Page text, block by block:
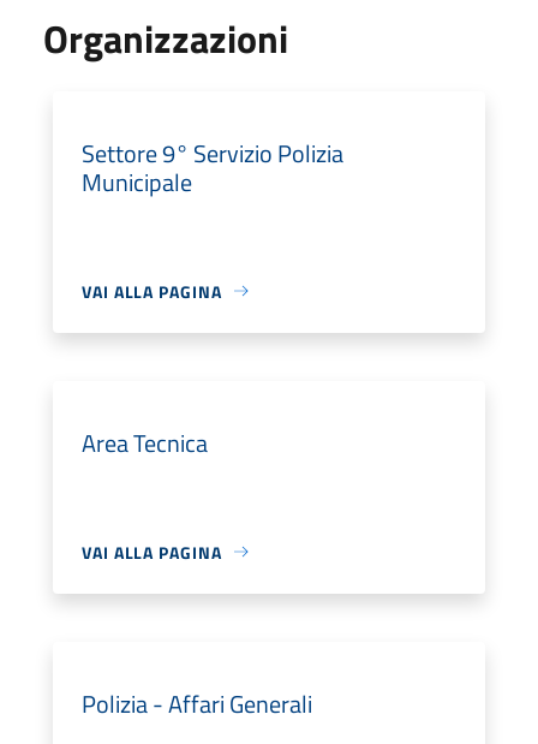
Organizzazioni
Settore 9° Servizio Polizia
Municipale
VAI ALLA PAGINA
Area Tecnica
VAI ALLA PAGINA
Polizia - Affari Generali